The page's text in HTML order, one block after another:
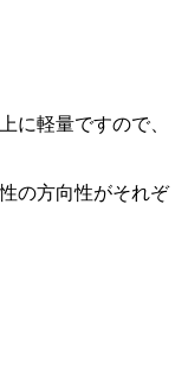
に軽量ですので、
の方向性がそれぞ